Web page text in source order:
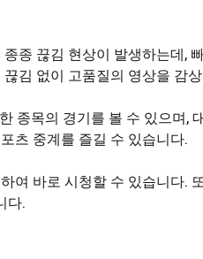
종 끊김 현상이 발생하는데,
김 없이 고품질의 영상을 감
종목의 경기를 볼 수 있으며,
츠 중계를 즐길 수 있습니다.
바로 시청할 수 있습니다.
다.